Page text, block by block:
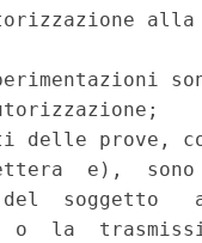
delle prove,
e),
soggetto
o  la